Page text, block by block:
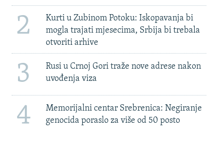
2
Kurti u Zubinom Potoku: Iskopavanja bi
mogla trajati mjesecima, Srbija bi trebala
otvoriti arhive
3
Rusi u Crnoj Gori traže nove adrese nakon
uvođenja viza
4
Memorijalni centar Srebrenica: Negiranje
genocida poraslo za više od 50 posto